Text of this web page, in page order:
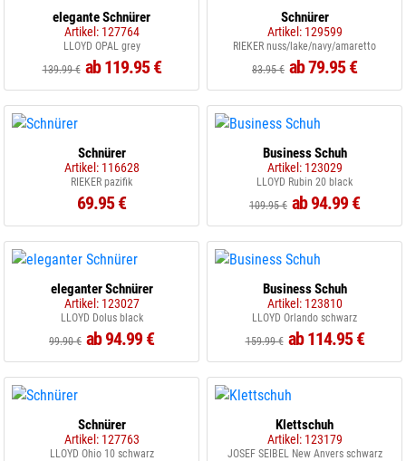
elegante Schnürer
Artikel: 127764
LLOYD OPAL grey
139.99 € ab 119.95 €
Schnürer
Artikel: 129599
RIEKER nuss/lake/navy/amaretto
83.95 € ab 79.95 €
Schnürer
Artikel: 116628
RIEKER pazifik
69.95 €
Business Schuh
Artikel: 123029
LLOYD Rubin 20 black
109.95 € ab 94.99 €
eleganter Schnürer
Artikel: 123027
LLOYD Dolus black
99.90 € ab 94.99 €
Business Schuh
Artikel: 123810
LLOYD Orlando schwarz
159.99 € ab 114.95 €
Schnürer
Artikel: 127763
LLOYD Ohio 10 schwarz
Klettschuh
Artikel: 123179
JOSEF SEIBEL New Anvers schwarz